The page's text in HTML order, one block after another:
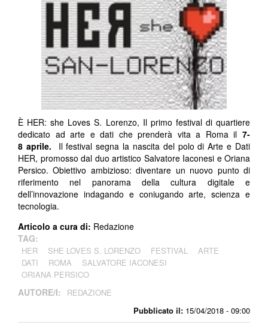
Pubblicato il: 15/04/2018 - 09:00
È HER: she Loves S. Lorenzo, Il primo festival di quartiere
dedicato ad arte e dati che prenderà vita a Roma il 7-
8 aprile.
Il festival segna la nascita del polo di Arte e Dati
HER, promosso dal duo artistico Salvatore Iaconesi e Oriana
Persico. Obiettivo ambizioso: diventare un nuovo punto di
riferimento nel panorama della cultura digitale e
dell’innovazione indagando e coniugando arte, scienza e
tecnologia.
Articolo a cura di: Redazione
TAG:
HER SHE LOVES S. LORENZO FESTIVAL
ARTE
DATI
ROMA
SALVATORE IACONESI
ORIANA PERSICO
AUTORE/I: REDAZIONE